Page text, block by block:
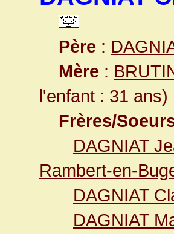
Père :
Mère :
l'enfant : 31 ans)
Frères/
DAGNIAT
Rambert-en-
DAGNIAT
DAGNIAT